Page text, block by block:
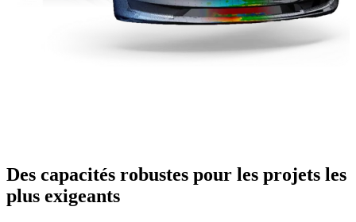
Des capacités robustes pour les projets les
plus exigeants